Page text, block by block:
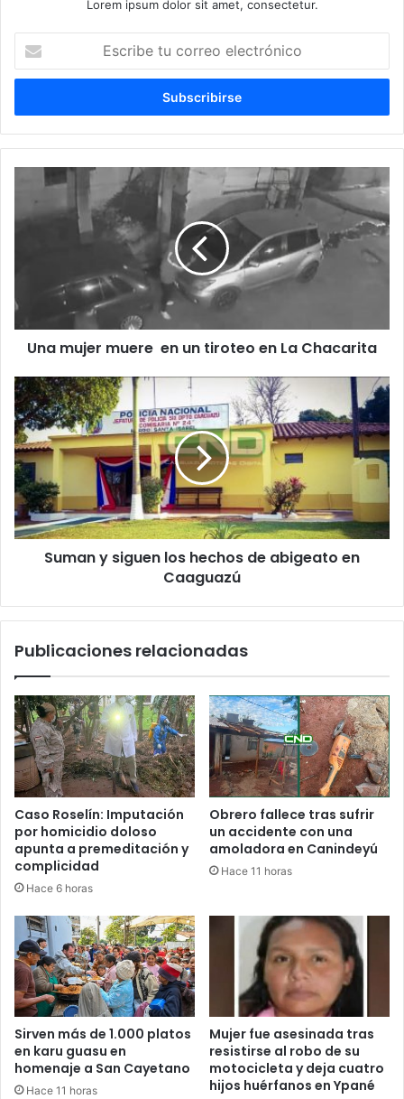
Lorem ipsum dolor sit amet, consectetur.
correo
Una mujer muere en un tiroteo en La Chacarita
Suman y siguen los hechos de abigeato en
Caaguazú
Publicaciones relacionadas
Caso Roselín: Imputación
por homicidio doloso
apunta a premeditación y
complicidad
Hace 6 horas
Obrero fallece tras sufrir
un accidente con una
amoladora en Canindeyú
Hace 11 horas
Sirven más de 1.000 platos
en karu guasu en
homenaje a San Cayetano
Hace 11 horas
Mujer fue asesinada tras
resistirse al robo de su
motocicleta y deja cuatro
hijos huérfanos en Ypané